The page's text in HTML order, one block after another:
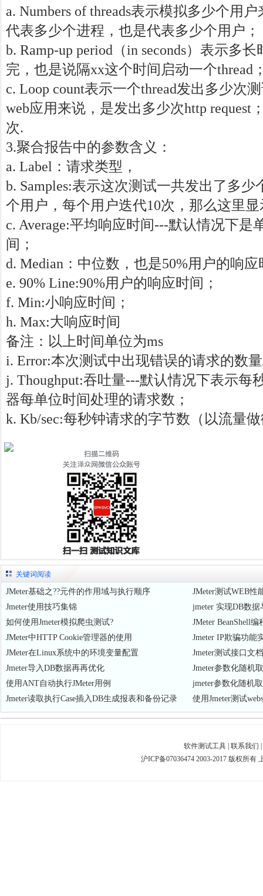
a. Numbers of threads表示模拟多少个用
代表多少个进程，也是代表多少个用户；
b. Ramp-up period（in seconds）表示多
完，也是说隔xx这个时间启动一个thread
c. Loop count表示一个thread发出多少次
web应用来说，是发出多少次http request
次.
3.聚合报告中的参数含义：
a. Label：请求类型，
b. Samples:表示这次测试一共发出了多少
个用户，每个用户迭代10次，那么这里显
c. Average:平均响应时间---默认情况下是
间；
d. Median：中位数，也是50%用户的响应
e. 90% Line:90%用户的响应时间；
f. Min:小响应时间；
h. Max:大响应时间
备注：以上时间单位为ms
i. Error:本次测试中出现错误的请求的数
j. Thoughput:吞吐量---默认情况下表示每
器每单位时间处理的请求数；
k. Kb/sec:每秒钟请求的字节数（以流量
关键词阅读
JMeter基础之??元件的作用域与执行顺序
JMeter测试WEB性
Jmeter使用技巧集锦
jmeter 实现DB数
如何使用Jmeter模拟爬虫测试?
JMeter BeanShell
JMeter中HTTP Cookie管理器的使用
Jmeter IP欺骗功能
JMeter在Linux系统中的环境变量配置
Jmeter测试接口文档
Jmeter导入DB数据再再优化
Jmeter参数化随机
使用ANT自动执行JMeter用例
jmeter参数化随机
Jmeter读取执行Case插入DB生成报表和备份记录
使用Jmeter测试
软件测试工具 联系我们
沪ICP备07036474 2003-2017 版权所有